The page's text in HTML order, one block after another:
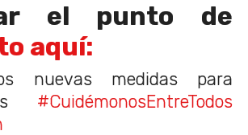
el punto de
aquí:
nuevas medidas para
#CuidémonosEntreTodos